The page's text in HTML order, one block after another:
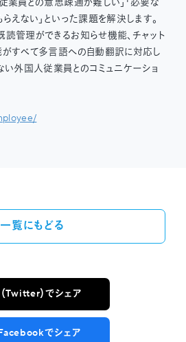
業員との意思疎通が難しい」「必要な
えない」といった課題を解決します。
管理ができるお知らせ機能、チャット
すべて多言語への自動翻訳に対応し
い外国人従業員とのコミュニケーショ
一覧にもどる
Twitter）でシェア
でシェア